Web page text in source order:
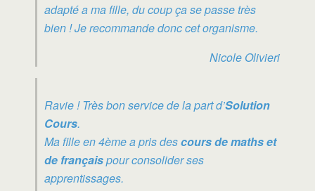
adapté a ma fille, du coup ça se passe très
bien ! Je recommande donc cet organisme.
Nicole Olivieri
Ravie ! Très bon service de la part d’Solution
Cours.
Ma fille en 4ème a pris descours de maths et
de françaispour consolider ses
apprentissages.